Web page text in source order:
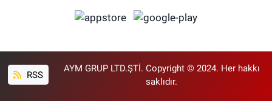
RSS
AYM GRUP LTD.ŞTİ. Copyright © 2024. Her hakkı
saklıdır.